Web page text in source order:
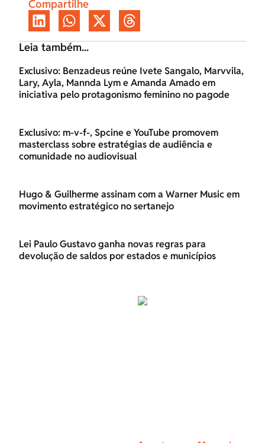
Compartilhe
Leia também...
Exclusivo: Benzadeus reúne Ivete Sangalo, Marvvila,
Lary, Ayla, Mannda Lym e Amanda Amado em
iniciativa pelo protagonismo feminino no pagode
Exclusivo: m-v-f-, Spcine e YouTube promovem
masterclass sobre estratégias de audiência e
comunidade no audiovisual
Hugo & Guilherme assinam com a Warner Music em
movimento estratégico no sertanejo
Lei Paulo Gustavo ganha novas regras para
devolução de saldos por estados e municípios